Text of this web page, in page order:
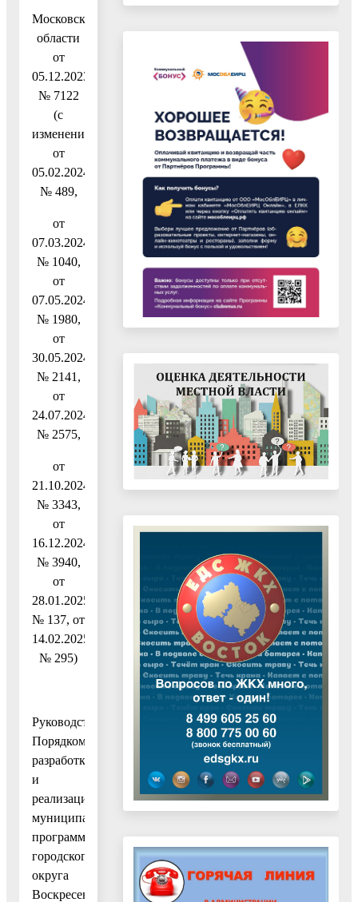
Московской
области
от
05.12.2023
№ 7122
(с
изменениями
от
05.02.2024
№ 489,
от
07.03.2024
№ 1040,
от
07.05.2024
№ 1980,
от
30.05.2024
№ 2141,
от
24.07.2024
№ 2575,
от
21.10.2024
№ 3343,
от
16.12.2024
№ 3940,
от
28.01.2025
№ 137, от
14.02.2025
№ 295)
Руководствуясь
Порядком
разработки
и
реализации
муниципальных
программ
городского
округа
Воскресенск